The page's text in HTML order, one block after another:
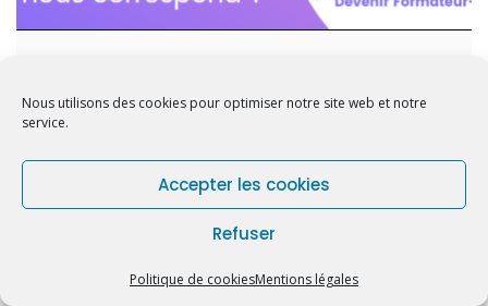
Nous utilisons des cookies pour optimiser notre site web et notre
service.
Accepter les cookies
Refuser
Politique de cookiesMentions légales
Copyright © 2026 Bosa. Powered by